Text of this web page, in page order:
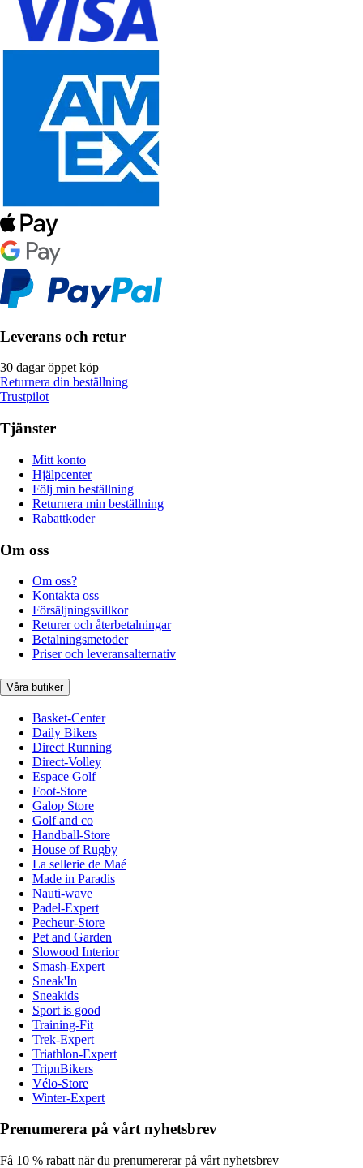
Leverans och retur
30 dagar öppet köp
Returnera din beställning
Trustpilot
Tjänster
Mitt konto
Hjälpcenter
Följ min beställning
Returnera min beställning
Rabattkoder
Om oss
Om oss?
Kontakta oss
Försäljningsvillkor
Returer och återbetalningar
Betalningsmetoder
Priser och leveransalternativ
Våra butiker
Basket-Center
Daily Bikers
Direct Running
Direct-Volley
Espace Golf
Foot-Store
Galop Store
Golf and co
Handball-Store
House of Rugby
La sellerie de Maé
Made in Paradis
Nauti-wave
Padel-Expert
Pecheur-Store
Pet and Garden
Slowood Interior
Smash-Expert
Sneak'In
Sneakids
Sport is good
Training-Fit
Trek-Expert
Triathlon-Expert
TripnBikers
Vélo-Store
Winter-Expert
Prenumerera på vårt nyhetsbrev
Få 10 % rabatt när du prenumererar på vårt nyhetsbrev